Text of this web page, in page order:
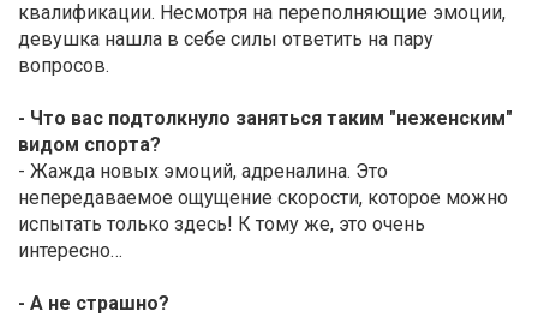
квалификации. Несмотря на переполняющие эмоции,
девушка нашла в себе силы ответить на пару
вопросов.
- Что вас подтолкнуло заняться таким "неженским"
видом спорта?
- Жажда новых эмоций, адреналина. Это
непередаваемое ощущение скорости, которое можно
испытать только здесь! К тому же, это очень
интересно…
- А не страшно?